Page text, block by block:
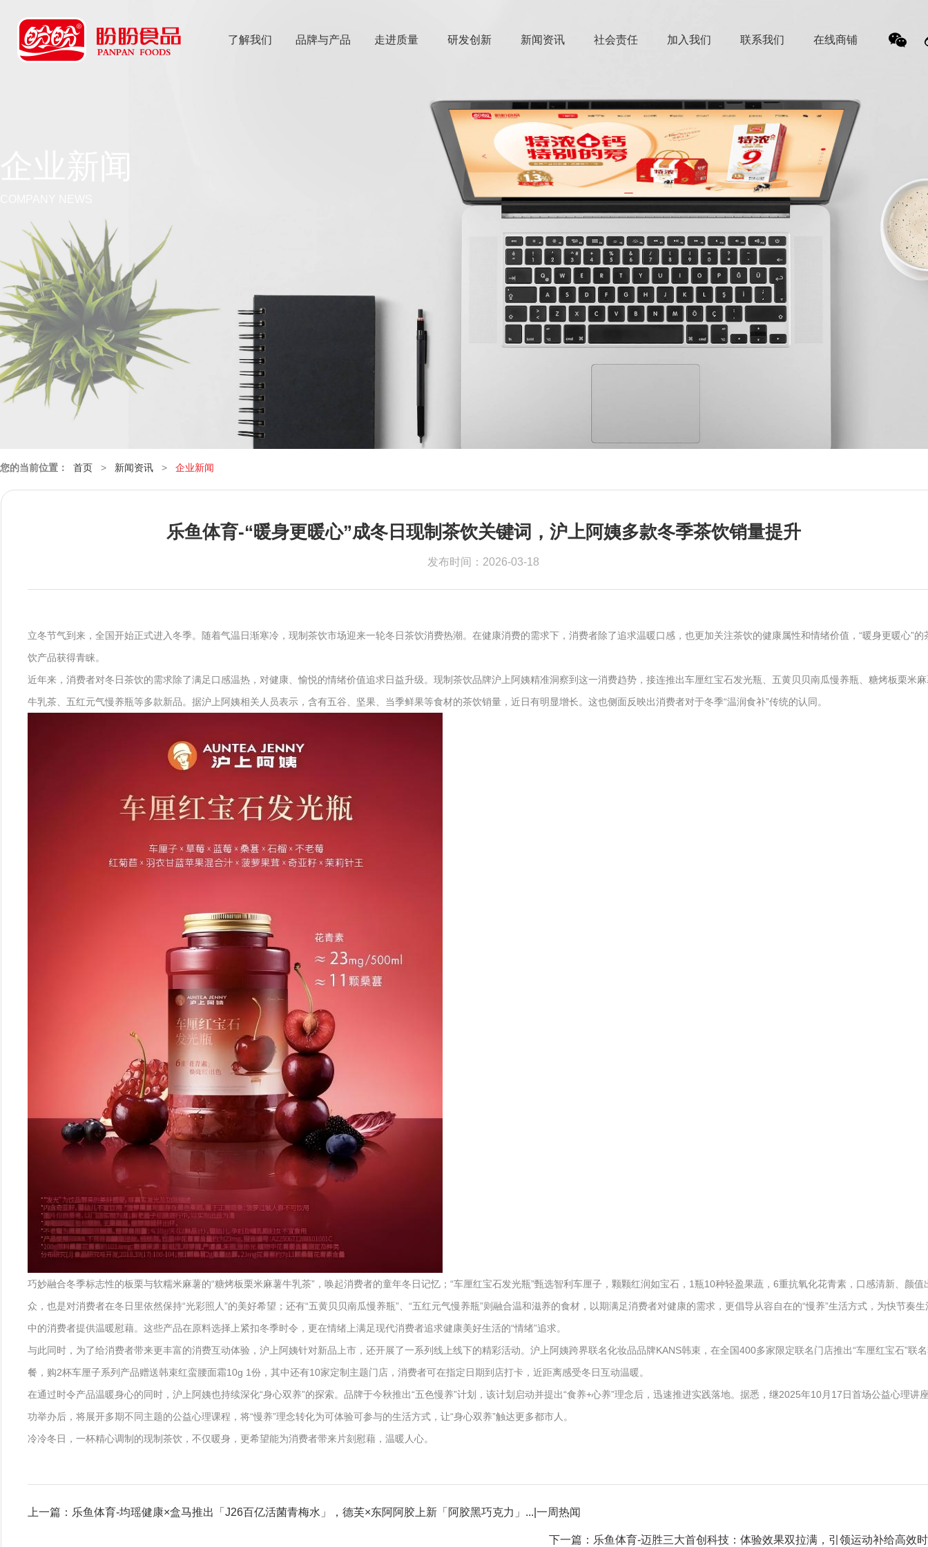
了解我们 品牌与产品 走进质量 研发创新 新闻资讯 社会责任 加入我们 联系我们 在线商铺
您的当前位置： 首页 > 新闻资讯 > 企业新闻
乐鱼体育-“暖身更暖心”成冬日现制茶饮关键词，沪上阿姨多款冬季茶饮销量提升
发布时间：2026-03-18
立冬节气到来，全国开始正式进入冬季。随着气温日渐寒冷，现制茶饮市场迎来一轮冬日茶饮消费热潮。在健康消费的需求下，消费者除了追求温暖口感，也更加关注茶饮的健康属性和情绪价值，“暖身更暖心”的
饮产品获得青睐。
近年来，消费者对冬日茶饮的需求除了满足口感温热，对健康、愉悦的情绪价值追求日益升级。现制茶饮品牌沪上阿姨精准洞察到这一消费趋势，接连推出车厘红宝石发光瓶、五黄贝贝南瓜慢养瓶、糖烤板栗米
牛乳茶、五红元气慢养瓶等多款新品。据沪上阿姨相关人员表示，含有五谷、坚果、当季鲜果等食材的茶饮销量，近日有明显增长。这也侧面反映出消费者对于冬季“温润食补”传统的认同。
巧妙融合冬季标志性的板栗与软糯米麻薯的“糖烤板栗米麻薯牛乳茶”，唤起消费者的童年冬日记忆；“车厘红宝石发光瓶”甄选智利车厘子，颗颗红润如宝石，1瓶10种轻盈果蔬，6重抗氧化花青素，口感清新、颜值
众，也是对消费者在冬日里依然保持“光彩照人”的美好希望；还有“五黄贝贝南瓜慢养瓶”、“五红元气慢养瓶”则融合温和滋养的食材，以期满足消费者对健康的需求，更倡导从容自在的“慢养”生活方式，为快节奏生
中的消费者提供温暖慰藉。这些产品在原料选择上紧扣冬季时令，更在情绪上满足现代消费者追求健康美好生活的“情绪”追求。
与此同时，为了给消费者带来更丰富的消费互动体验，沪上阿姨针对新品上市，还开展了一系列线上线下的精彩活动。沪上阿姨跨界联名化妆品品牌KANS韩束，在全国400多家限定联名门店推出“车厘红宝石”联
餐，购2杯车厘子系列产品赠送韩束红蛮腰面霜10g 1份，其中还有10家定制主题门店，消费者可在指定日期到店打卡，近距离感受冬日互动温暖。
在通过时令产品温暖身心的同时，沪上阿姨也持续深化“身心双养”的探索。品牌于今秋推出“五色慢养”计划，该计划启动并提出“食养+心养”理念后，迅速推进实践落地。据悉，继2025年10月17日首场公益心理讲
功举办后，将展开多期不同主题的公益心理课程，将“慢养”理念转化为可体验可参与的生活方式，让“身心双养”触达更多都市人。
冷冷冬日，一杯精心调制的现制茶饮，不仅暖身，更希望能为消费者带来片刻慰藉，温暖人心。
上一篇：乐鱼体育-均瑶健康×盒马推出「J26百亿活菌青梅水」，德芙×东阿阿胶上新「阿胶黑巧克力」...|一周热闻
下一篇：乐鱼体育-迈胜三大首创科技：体验效果双拉满，引领运动补给高效